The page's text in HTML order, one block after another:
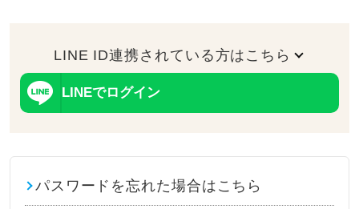
LINE ID連携されている方はこちら
LINEでログイン
パスワードを忘れた場合はこちら